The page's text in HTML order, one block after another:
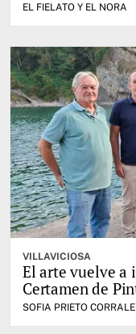
EL FIELATO Y EL NORA
VILLAVICIOSA
El arte vuelve a
Certamen de
SOFIA PRIETO